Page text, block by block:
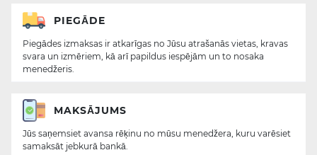
PIEGĀDE
Piegādes izmaksas ir atkarīgas no Jūsu atrašanās vietas, kravas
svara un izmēriem, kā arī papildus iespējām un to nosaka
menedžeris.
MAKSĀJUMS
Jūs saņemsiet avansa rēķinu no mūsu menedžera, kuru varēsiet
samaksāt jebkurā bankā.